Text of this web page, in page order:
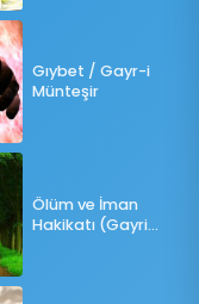
Gıybet / Gayr-i
Münteşir
Ölüm ve İman
Hakikatı (Gayri